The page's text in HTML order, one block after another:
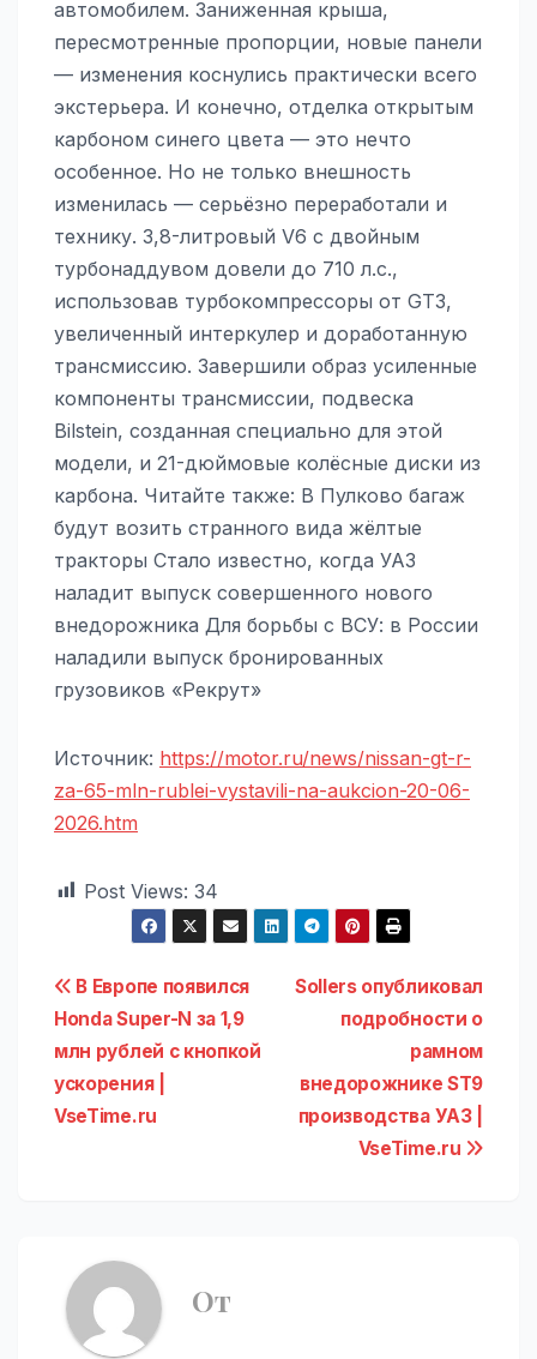
автомобилем. Заниженная крыша,
пересмотренные пропорции, новые панели
— изменения коснулись практически всего
экстерьера. И конечно, отделка открытым
карбоном синего цвета — это нечто
особенное. Но не только внешность
изменилась — серьёзно переработали и
технику. 3,8-литровый V6 с двойным
турбонаддувом довели до 710 л.с.,
использовав турбокомпрессоры от GT3,
увеличенный интеркулер и доработанную
трансмиссию. Завершили образ усиленные
компоненты трансмиссии, подвеска
Bilstein, созданная специально для этой
модели, и 21-дюймовые колёсные диски из
карбона. Читайте также: В Пулково багаж
будут возить странного вида жёлтые
тракторы Стало известно, когда УАЗ
наладит выпуск совершенного нового
внедорожника Для борьбы с ВСУ: в России
наладили выпуск бронированных
грузовиков «Рекрут»
Источник: https://motor.ru/news/nissan-gt-r-
za-65-mln-rublei-vystavili-na-aukcion-20-06-
2026.htm
Post Views: 34
Навигация
по
записям
Sollers опубликовал
подробности о
рамном
внедорожнике ST9
производства УАЗ |
VseTime.ru
В Европе появился
Honda Super-N за 1,9
млн рублей с кнопкой
ускорения |
VseTime.ru
От